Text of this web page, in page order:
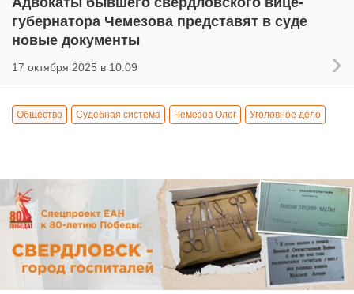
губернатора Чемезова представят в суде
новые документы
17 октября 2025 в 10:09
Общество Судебная система Чемезов Олег Уголовное дело